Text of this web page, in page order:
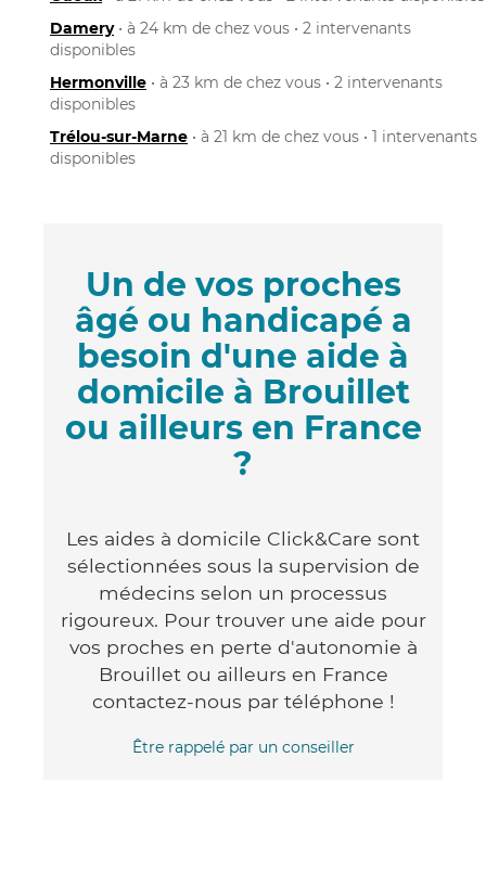
Damery• à 24 km de chez vous • 2 intervenants
disponibles
Hermonville • à 23 km de chez vous • 2 intervenants
disponibles
Trélou-sur-Marne • à 21 km de chez vous • 1 intervenants
disponibles
Un de vos proches
âgé ou handicapé a
besoin d'une aide à
domicile à Brouillet
ou ailleurs en France
?
Les aides à domicile Click&Care sont
sélectionnées sous la supervision de
médecins selon un processus
rigoureux. Pour trouver une aide pour
vos proches en perte d'autonomie à
Brouillet ou ailleurs en France
contactez-nous par téléphone !
Être rappelé par un conseiller